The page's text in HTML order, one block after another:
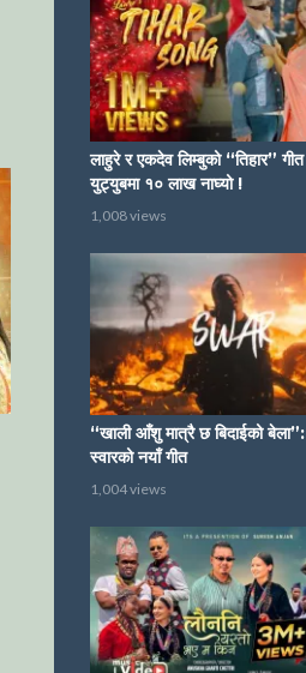
लाहुरे र एकदेव लिम्बुको “तिहार” गीत
युट्युबमा १० लाख नाघ्यो !
1,008 views
“खाली आँशु मात्रै छ बिदाईको बेला”:
स्वारको नयाँ गीत
1,004 views